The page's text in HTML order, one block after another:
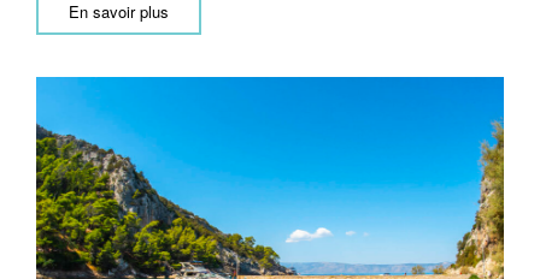
En savoir plus